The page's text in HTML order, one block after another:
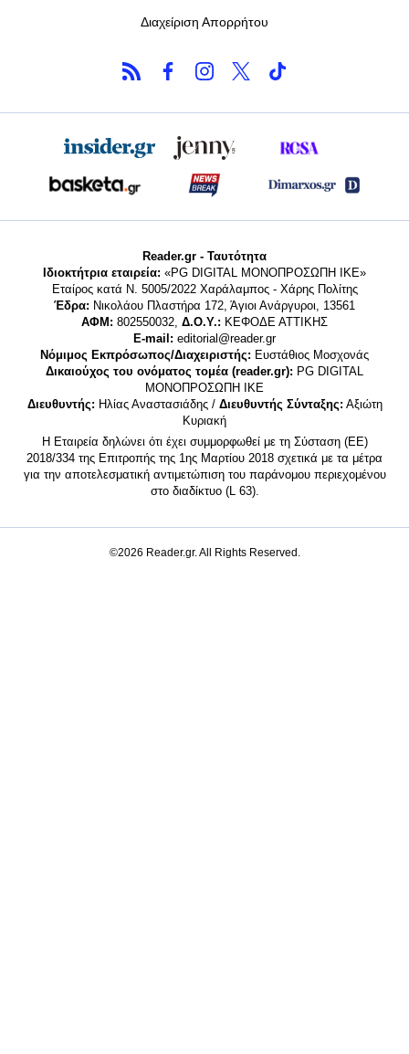
Διαχείριση Απορρήτου
Reader.gr - Ταυτότητα
Ιδιοκτήτρια εταιρεία: «PG DIGITAL MONΟΠΡΟΣΩΠΗ ΙΚΕ»
Εταίρος κατά Ν. 5005/2022 Χαράλαμπος - Χάρης Πολίτης
Έδρα: Νικολάου Πλαστήρα 172, Άγιοι Ανάργυροι, 13561
ΑΦΜ: 802550032, Δ.Ο.Υ.: ΚΕΦΟΔΕ ΑΤΤΙΚΗΣ
E-mail: editorial@reader.gr
Νόμιμος Εκπρόσωπος/Διαχειριστής: Ευστάθιος Μοσχονάς
Δικαιούχος του ονόματος τομέα (reader.gr): PG DIGITAL
MONΟΠΡΟΣΩΠΗ ΙΚΕ
Διευθυντής: Ηλίας Αναστασιάδης / Διευθυντής Σύνταξης: Αξιώτη
Κυριακή
Η Εταιρεία δηλώνει ότι έχει συμμορφωθεί με τη Σύσταση (ΕΕ)
2018/334 της Επιτροπής της 1ης Μαρτίου 2018 σχετικά με τα μέτρα
για την αποτελεσματική αντιμετώπιση του παράνομου περιεχομένου
στο διαδίκτυο (L 63).
©2026 Reader.gr. All Rights Reserved.